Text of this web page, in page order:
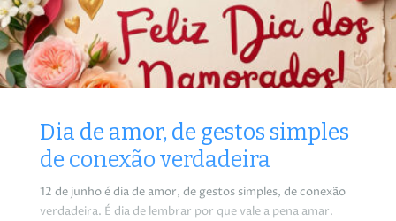
Dia de amor, de gestos simples
de conexão verdadeira
12 de junho é dia de amor, de gestos simples, de conexão
verdadeira. É dia de lembrar por que vale a pena amar.